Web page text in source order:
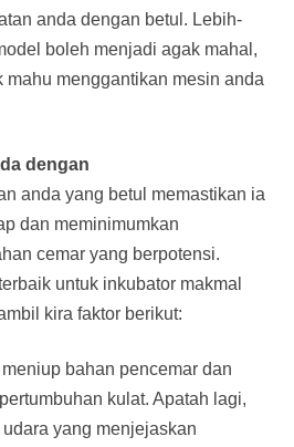
anda dengan betul. Lebih-
boleh menjadi agak mahal,
menggantikan mesin anda
dengan
anda yang betul memastikan ia
dan meminimumkan
cemar yang berpotensi.
untuk inkubator makmal
kira faktor berikut:
bahan pencemar dan
kulat. Apatah lagi,
yang menjejaskan